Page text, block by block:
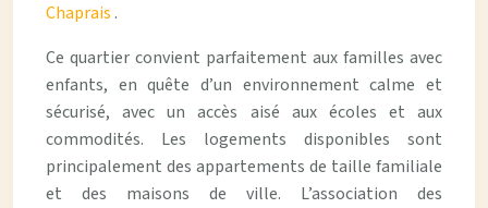
Chaprais .
Ce quartier convient parfaitement aux familles avec
enfants, en quête d’un environnement calme et
sécurisé, avec un accès aisé aux écoles et aux
commodités. Les logements disponibles sont
principalement des appartements de taille familiale
et des maisons de ville. L’association des